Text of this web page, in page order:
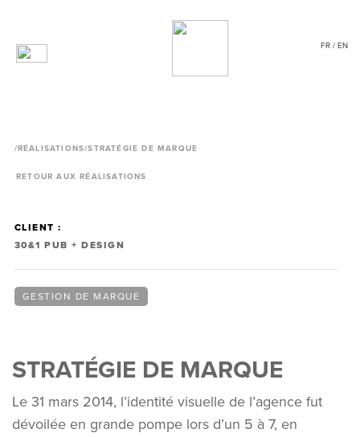
FR / EN
/RÉALISATIONS/STRATÉGIE DE MARQUE
RETOUR AUX RÉALISATIONS
CLIENT :
30&1 PUB + DESIGN
GESTION DE MARQUE
STRATÉGIE DE MARQUE
Le 31 mars 2014, l’identité visuelle de l’agence fut
dévoilée en grande pompe lors d’un 5 à 7, en